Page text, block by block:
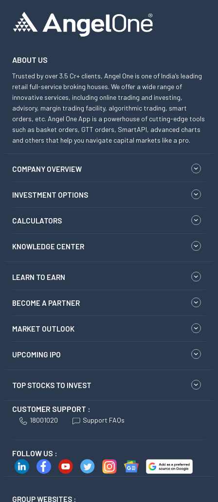
ABOUT US
Trusted by over 3.5 Cr+ clients, Angel One is one of India’s leading
retail full-service broking houses. We offer a wide range of
innovative services, including online trading and investing,
advisory, margin trading facility, algorithmic trading, smart
orders, etc. Angel One App is a powerhouse of cutting-edge tools
such as basket orders, GTT orders, SmartAPI, advanced charts
and others that help you navigate capital markets like a pro.
COMPANY OVERVIEW
INVESTMENT OPTIONS
CALCULATORS
KNOWLEDGE CENTER
LEARN TO EARN
BECOME A PARTNER
MARKET OUTLOOK
UPCOMING IPO
TOP STOCKS TO INVEST
CUSTOMER SUPPORT :
18001020 Support FAQs
FOLLOW US :
GROUP WEBSITES :